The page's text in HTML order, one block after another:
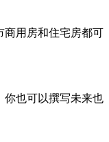
商用房和住宅房都可
你也可以撰写未来也